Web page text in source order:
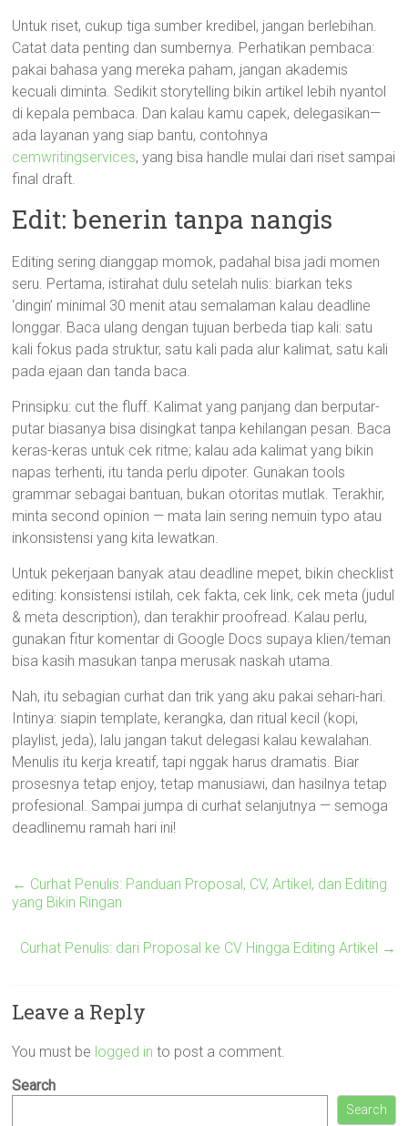
Untuk riset, cukup tiga sumber kredibel, jangan berlebihan.
Catat data penting dan sumbernya. Perhatikan pembaca:
pakai bahasa yang mereka paham, jangan akademis
kecuali diminta. Sedikit storytelling bikin artikel lebih nyantol
di kepala pembaca. Dan kalau kamu capek, delegasikan—
ada layanan yang siap bantu, contohnya
cemwritingservices, yang bisa handle mulai dari riset sampai
final draft.
Edit: benerin tanpa nangis
Editing sering dianggap momok, padahal bisa jadi momen
seru. Pertama, istirahat dulu setelah nulis: biarkan teks
‘dingin’ minimal 30 menit atau semalaman kalau deadline
longgar. Baca ulang dengan tujuan berbeda tiap kali: satu
kali fokus pada struktur, satu kali pada alur kalimat, satu kali
pada ejaan dan tanda baca.
Prinsipku: cut the fluff. Kalimat yang panjang dan berputar-
putar biasanya bisa disingkat tanpa kehilangan pesan. Baca
keras-keras untuk cek ritme; kalau ada kalimat yang bikin
napas terhenti, itu tanda perlu dipoter. Gunakan tools
grammar sebagai bantuan, bukan otoritas mutlak. Terakhir,
minta second opinion — mata lain sering nemuin typo atau
inkonsistensi yang kita lewatkan.
Untuk pekerjaan banyak atau deadline mepet, bikin checklist
editing: konsistensi istilah, cek fakta, cek link, cek meta (judul
& meta description), dan terakhir proofread. Kalau perlu,
gunakan fitur komentar di Google Docs supaya klien/teman
bisa kasih masukan tanpa merusak naskah utama.
Nah, itu sebagian curhat dan trik yang aku pakai sehari-hari.
Intinya: siapin template, kerangka, dan ritual kecil (kopi,
playlist, jeda), lalu jangan takut delegasi kalau kewalahan.
Menulis itu kerja kreatif, tapi nggak harus dramatis. Biar
prosesnya tetap enjoy, tetap manusiawi, dan hasilnya tetap
profesional. Sampai jumpa di curhat selanjutnya — semoga
deadlinemu ramah hari ini!
← Curhat Penulis: Panduan Proposal, CV, Artikel, dan Editing
yang Bikin Ringan
Curhat Penulis: dari Proposal ke CV Hingga Editing Artikel →
Leave a Reply
You must be logged in to post a comment.
Search
Search